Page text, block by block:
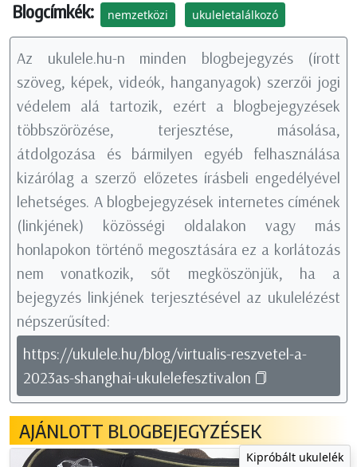
Blogcímkék: nemzetközi ukuleletalálkozó
Az ukulele.hu-n minden blogbejegyzés (írott
szöveg, képek, videók, hanganyagok) szerzői jogi
védelem alá tartozik, ezért a blogbejegyzések
többszörözése, terjesztése, másolása,
átdolgozása és bármilyen egyéb felhasználása
kizárólag a szerző előzetes írásbeli engedélyével
lehetséges. A blogbejegyzések internetes címének
(linkjének) közösségi oldalakon vagy más
honlapokon történő megosztására ez a korlátozás
nem vonatkozik, sőt megköszönjük, ha a
bejegyzés linkjének terjesztésével az ukulelézést
népszerűsíted:
https://ukulele.hu/blog/virtualis-reszvetel-a-
2023as-shanghai-ukulelefesztivalon
AJÁNLOTT BLOGBEJEGYZÉSEK
Kipróbált ukulelék